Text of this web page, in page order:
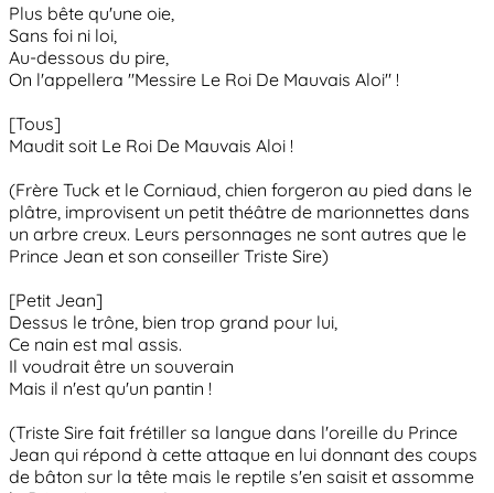
Plus bête qu'une oie,
Sans foi ni loi,
Au-dessous du pire,
On l'appellera "Messire Le Roi De Mauvais Aloi" !
[Tous]
Maudit soit Le Roi De Mauvais Aloi !
(Frère Tuck et le Corniaud, chien forgeron au pied dans le
plâtre, improvisent un petit théâtre de marionnettes dans
un arbre creux. Leurs personnages ne sont autres que le
Prince Jean et son conseiller Triste Sire)
[Petit Jean]
Dessus le trône, bien trop grand pour lui,
Ce nain est mal assis.
Il voudrait être un souverain
Mais il n'est qu'un pantin !
(Triste Sire fait frétiller sa langue dans l'oreille du Prince
Jean qui répond à cette attaque en lui donnant des coups
de bâton sur la tête mais le reptile s'en saisit et assomme